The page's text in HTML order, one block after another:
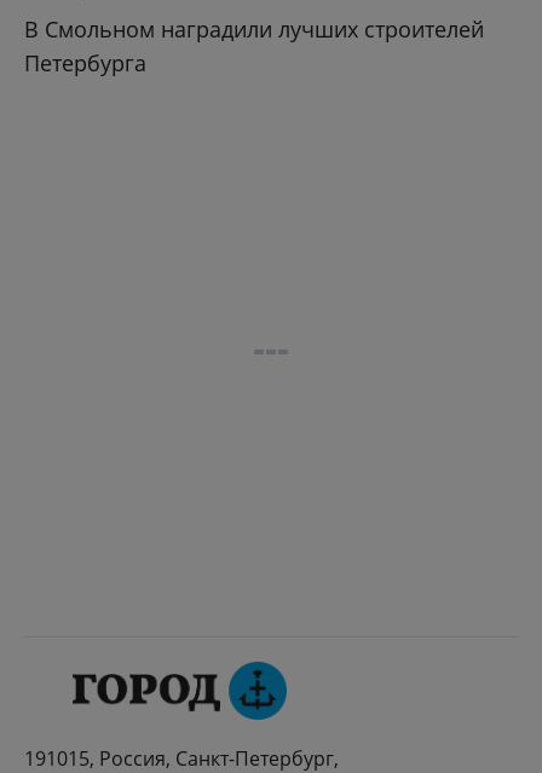
В Смольном наградили лучших строителей
Петербурга
191015, Россия, Санкт-Петербург,